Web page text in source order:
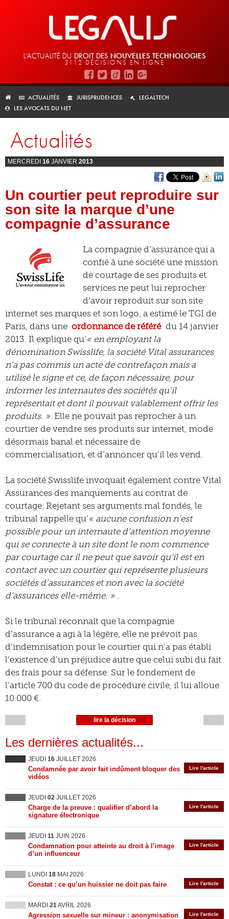
L'ACTUALITÉ DU DROIT DES NOUVELLES TECHNOLOGIES
3112 DÉCISIONS EN LIGNE
ACTUALITÉS JURISPRUDENCES
LEGALTECH
LES AVOCATS DU NET
Actualités
MERCREDI 16 JANVIER 2013
Un courtier peut reproduire sur
son site la marque d’une
compagnie d’assurance
La compagnie d’assurance qui a
confié à une société une mission
de courtage de ses produits et
services ne peut lui reprocher
d’avoir reproduit sur son site
internet ses marques et son logo, a estimé le TGI de
Paris, dans une ordonnance de référé du 14 janvier
2013. Il explique qu’« en employant la
dénomination Swisslife, la société Vital assurances
n’a pas commis un acte de contrefaçon mais a
utilisé le signe et ce, de façon nécessaire, pour
informer les internautes des sociétés qu’il
représentait et dont il pouvait valablement offrir les
produits. ». Elle ne pouvait pas reprocher à un
courtier de vendre ses produits sur internet, mode
désormais banal et nécessaire de
commercialisation, et d’annoncer qu’il les vend.
La société Swisslife invoquait également contre Vital
Assurances des manquements au contrat de
courtage. Rejetant ses arguments mal fondés, le
tribunal rappelle qu’« aucune confusion n’est
possible pour un internaute d’attention moyenne
qui se connecte à un site dont le nom commence
par courtage car il ne peut que savoir qu’il est en
contact avec un courtier qui représente plusieurs
sociétés d’assurances et non avec la société
d’assurances elle-même. » .
Si le tribunal reconnaît que la compagnie
d’assurance a agi à la légère, elle ne prévoit pas
d’indemnisation pour le courtier qui n’a pas établi
l’existence d’un préjudice autre que celui subi du fait
des frais pour sa défense. Sur le fondement de
l’article 700 du code de procédure civile, il lui alloue
10 000 €.
lire la décision
Les dernières actualités...
JEUDI 16 JUILLET 2026
Lire l'article
Condamnée par avoir fait indûment bloquer des
vidéos
JEUDI 02 JUILLET 2026
Lire l'article
Charge de la preuve : qualifier d’abord la
signature électronique
JEUDI 11 JUIN 2026
Lire l'article
Condamnation pour atteinte au droit à l’image
d’un influenceur
LUNDI 18 MAI 2026
Lire l'article
Constat : ce qu’un huissier ne doit pas faire
MARDI 21AVRIL 2026
Lire l'article
Agression sexuelle sur mineur : anonymisation